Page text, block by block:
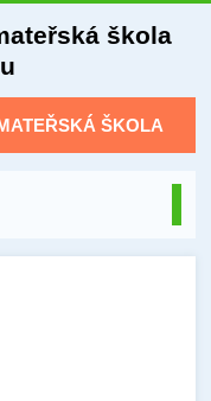
škola
ŠKOLA